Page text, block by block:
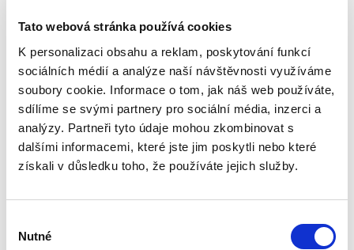
Tato webová stránka používá cookies
K personalizaci obsahu a reklam, poskytování funkcí
sociálních médií a analýze naší návštěvnosti využíváme
soubory cookie. Informace o tom, jak náš web používáte,
sdílíme se svými partnery pro sociální média, inzerci a
analýzy. Partneři tyto údaje mohou zkombinovat s
dalšími informacemi, které jste jim poskytli nebo které
získali v důsledku toho, že používáte jejich služby.
souhlasu
Nutné
kolektiv se zabývá...
Dvojí občanství v
českém právu. 2.
vydání
2. VYDÁNÍ